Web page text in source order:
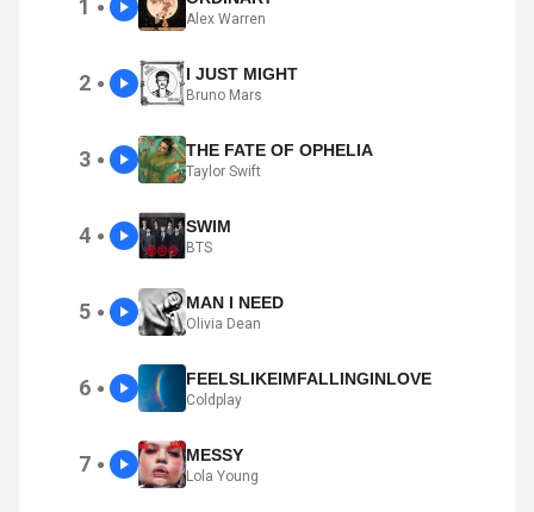
1 ●
Alex Warren
2 ● I JUST MIGHT
Bruno Mars
3 ● THE FATE OF OPHELIA
Taylor Swift
4 ● SWIM
BTS
5 ● MAN I NEED
Olivia Dean
6 ● FEELSLIKEIMFALLINGINLOVE
Coldplay
7 ● MESSY
Lola Young